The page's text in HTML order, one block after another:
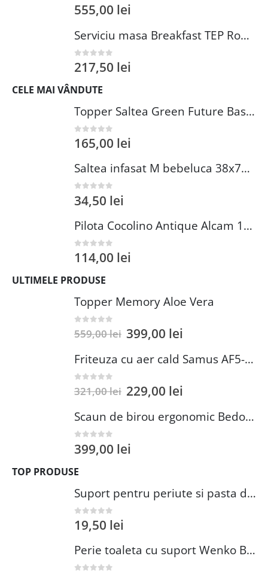
0out of 5
555,00 lei
Serviciu masa Breakfast TEP Rowe 20 piese ceramica lemn 31x22x6 cm boluri 50 ml si 150 ml cutite 11.5 cm
0 out of 5
217,50 lei
CELE MAI VÂNDUTE
Topper Saltea Green Future Basic Confort 80x190 cm Spuma Poliuretanica Elastica Husa PES 100%
0 out of 5
165,00 lei
Saltea infasat M bebeluca 38x70 cm spuma PVC lavabila pentru confort si siguranta bebelusului
0 out of 5
34,50 lei
Pilota Cocolino Antique Alcam 140x200 cm din Microfibra si Fleece pentru Confort Premium
0 out of 5
114,00 lei
ULTIMELE PRODUSE
Topper Memory Aloe Vera
out of 5
559,00lei 399,00 lei
Friteuza cu aer cald Samus AF5-S1400DW
out of 5
321,00lei 229,00 lei
Scaun de birou ergonomic Bedora Lotte, Mesh, Negru/Rosu
0 out of 5
399,00 lei
TOP PRODUSE
Suport pentru periute si pasta de dinti Wenko Brasil Petrol 7.3 x 10.3 cm plastic verde inchis
0 out of 5
19,50 lei
Perie toaleta cu suport Wenko Brasil Petrol 10x37 cm plastic verde inchis